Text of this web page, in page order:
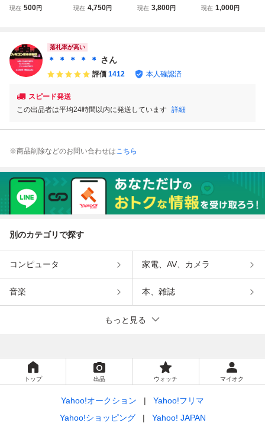
三次 ソフトの
現在 500円
東海道五十三次
現在 4,750円
破損あり
現在 3,800円
ュータ ゲームソ
現在 1,000円
落札率が高い
＊ ＊ ＊ ＊ ＊ さん
評価 1412 本人確認済
スピード発送
この出品者は平均24時間以内に発送しています 詳細
※商品削除などのお問い合わせはこちら
別のカテゴリで探す
コンピュータ 家電、AV、カメラ
音楽 本、雑誌
もっと見る
トップ 出品 ウォッチ マイオク
Yahoo!オークション
Yahoo!フリマ
Yahoo!ショッピング
Yahoo! JAPAN